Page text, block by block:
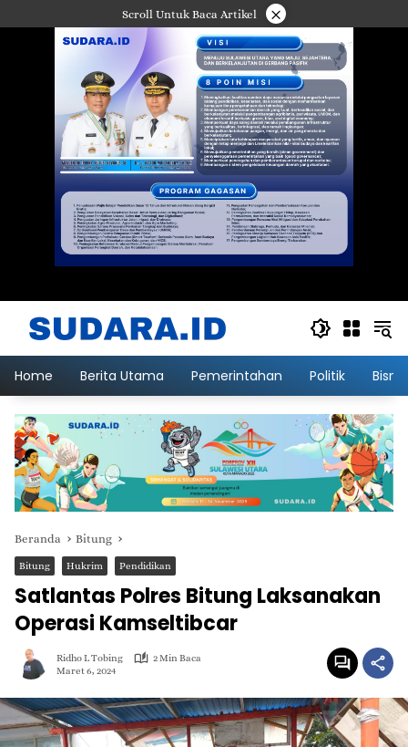
ke
Scroll Untuk Baca Artikel ×
Home Berita Utama Pemerintahan Politik
Beranda Bitung
Bitung Hukrim Pendidikan
Satlantas Polres Bitung Laksanakan
Operasi Kamseltibcar
Ridho L Tobing
2 Min Baca
Maret 6, 2024